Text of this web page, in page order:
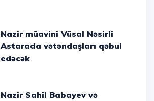
Nazir müavini Vüsal Nəsirli
Astarada vətəndaşları qəbul
edəcək
Nazir Sahil Babayev və